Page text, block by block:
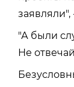
заявляли",
"А были
Не